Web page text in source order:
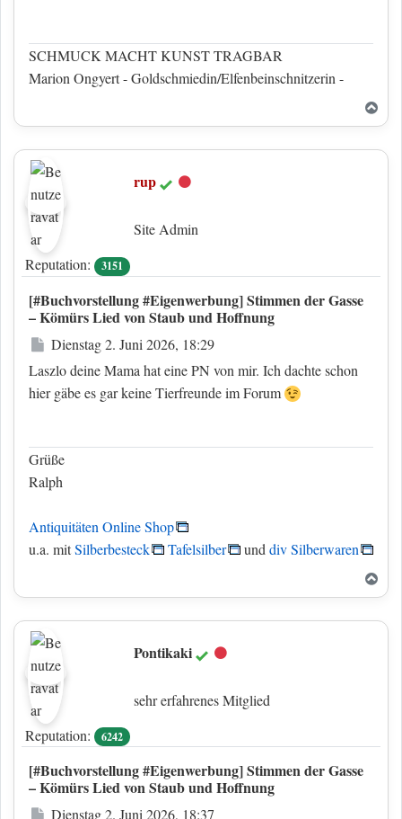
SCHMUCK MACHT KUNST TRAGBAR
Marion Ongyert - Goldschmiedin/Elfenbeinschnitzerin -
rup Offline
Site Admin
Reputation:
3151
[#Buchvorstellung #Eigenwerbung] Stimmen der Gasse
– Kömürs Lied von Staub und Hoffnung
Beitrag
Dienstag 2. Juni 2026, 18:29
Laszlo deine Mama hat eine PN von mir. Ich dachte schon
hier gäbe es gar keine Tierfreunde im Forum
Grüße
Ralph
Antiquitäten Online Shop
u.a. mitSilberbesteck Tafelsilber und div Silberwaren
Pontikaki Offline
sehr erfahrenes Mitglied
Reputation:
6242
[#Buchvorstellung #Eigenwerbung] Stimmen der Gasse
– Kömürs Lied von Staub und Hoffnung
Beitrag
Dienstag 2. Juni 2026, 18:37